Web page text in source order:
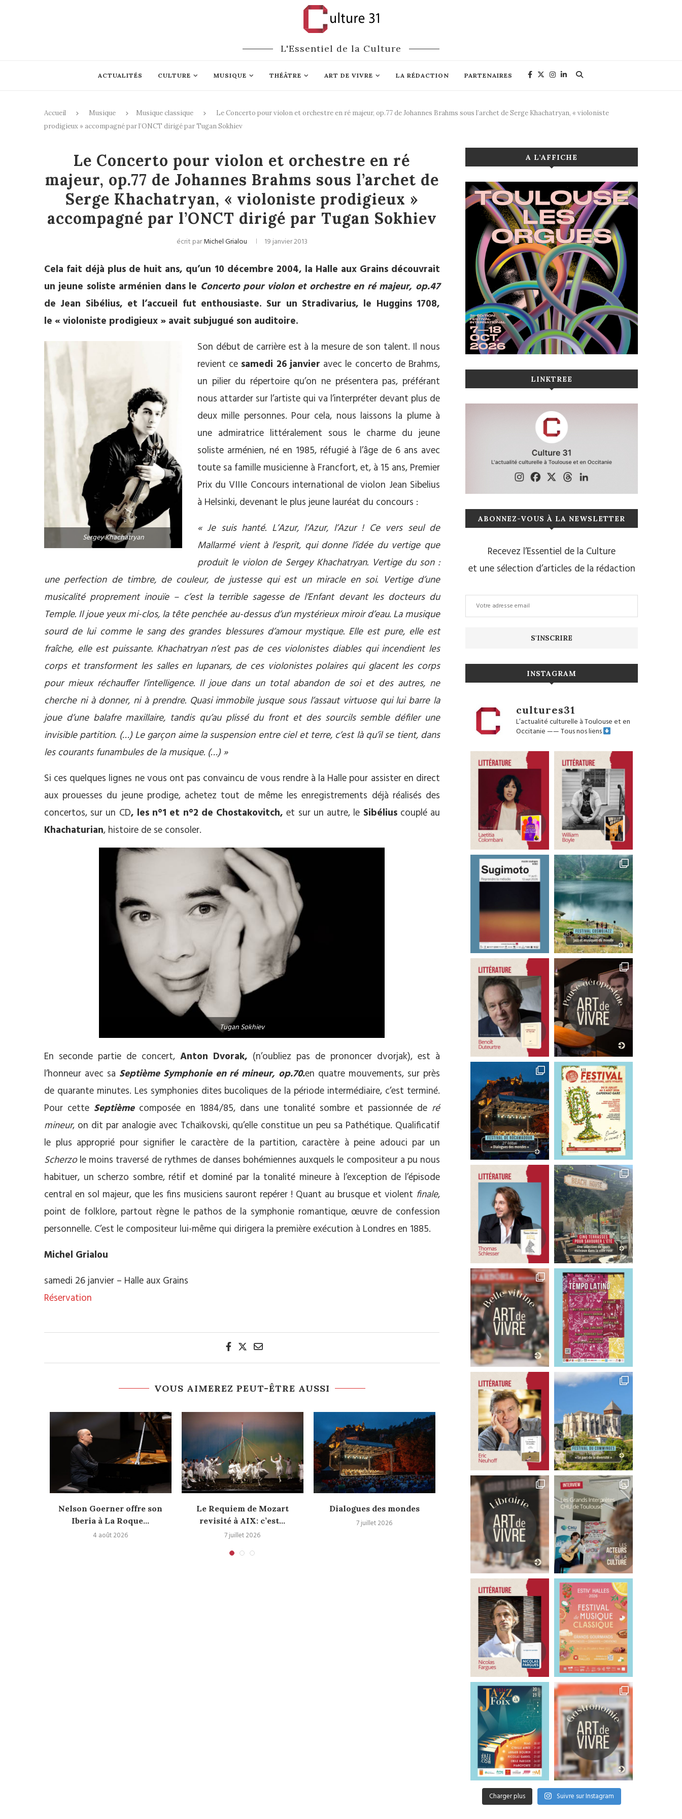
L'Essentiel de la Culture
ACTUALITÉS CULTURE MUSIQUE THÉÂTRE ART DE VIVRE LA RÉDACTION PARTENAIRES
Accueil Musique Musique classique
Le Concerto pour violon et orchestre en ré majeur, op.77 de Johannes Brahms sous l’archet de Serge Khachatryan, « violoniste
prodigieux » accompagné par l’ONCT dirigé par Tugan Sokhiev
Le Concerto pour violon et orchestre en ré
majeur, op.77 de Johannes Brahms sous l’archet de
Serge Khachatryan, « violoniste prodigieux »
accompagné par l’ONCT dirigé par Tugan Sokhiev
écrit parMichel Grialou 19 janvier 2013
Cela fait déjà plus de huit ans, qu’un 10 décembre 2004, la Halle aux Grains découvrait
un jeune soliste arménien dans le Concerto pour violon et orchestre en ré majeur, op.47
de Jean Sibélius, et l’accueil fut enthousiaste. Sur un Stradivarius, le Huggins 1708,
le « violoniste prodigieux » avait subjugué son auditoire.
Sergey Khachatryan
Son début de carrière est à la mesure de son talent. Il nous
revient ce samedi 26 janvier avec le concerto de Brahms,
un pilier du répertoire qu’on ne présentera pas, préférant
nous attarder sur l’artiste qui va l’interpréter devant plus de
deux mille personnes. Pour cela, nous laissons la plume à
une admiratrice littéralement sous le charme du jeune
soliste arménien, né en 1985, réfugié à l’âge de 6 ans avec
toute sa famille musicienne à Francfort, et, à 15 ans, Premier
Prix du VIIIe Concours international de violon Jean Sibelius
à Helsinki, devenant le plus jeune lauréat du concours :
« Je suis hanté. L’Azur, l’Azur, l’Azur ! Ce vers seul de
Mallarmé vient à l’esprit, qui donne l’idée du vertige que
produit le violon de Sergey Khachatryan. Vertige du son :
une perfection de timbre, de couleur, de justesse qui est un miracle en soi. Vertige d’une
musicalité proprement inouïe – c’est la terrible sagesse de l’Enfant devant les docteurs du
Temple. Il joue yeux mi-clos, la tête penchée au-dessus d’un mystérieux miroir d’eau. La musique
sourd de lui comme le sang des grandes blessures d’amour mystique. Elle est pure, elle est
fraîche, elle est puissante. Khachatryan n’est pas de ces violonistes diables qui incendient les
corps et transforment les salles en lupanars, de ces violonistes polaires qui glacent les corps
pour mieux réchauffer l’intelligence. Il joue dans un total abandon de soi et des autres, ne
cherche ni à donner, ni à prendre. Quasi immobile jusque sous l’assaut virtuose qui lui barre la
joue d’une balafre maxillaire, tandis qu’au plissé du front et des sourcils semble défiler une
invisible partition. (…) Le garçon aime la suspension entre ciel et terre, c’est là qu’il se tient, dans
les courants funambules de la musique. (…) »
Si ces quelques lignes ne vous ont pas convaincu de vous rendre à la Halle pour assister en direct
aux prouesses du jeune prodige, achetez tout de même les enregistrements déjà réalisés des
concertos, sur un CD, les n°1 et n°2 de Chostakovitch, et sur un autre, le Sibéliuscouplé au
Khachaturian, histoire de se consoler.
Tugan Sokhiev
En seconde partie de concert, Anton Dvorak, (n’oubliez pas de prononcer dvorjak), est à
l’honneur avec sa Septième Symphonie en ré mineur, op.70.en quatre mouvements, sur près
de quarante minutes. Les symphonies dites bucoliques de la période intermédiaire, c’est terminé.
Pour cette Septièmecomposée en 1884/85, dans une tonalité sombre et passionnée de ré
mineur, on dit par analogie avec Tchaïkovski, qu’elle constitue un peu sa Pathétique. Qualificatif
le plus approprié pour signifier le caractère de la partition, caractère à peine adouci par un
Scherzole moins traversé de rythmes de danses bohémiennes auxquels le compositeur a pu nous
habituer, un scherzo sombre, rétif et dominé par la tonalité mineure à l’exception de l’épisode
central en sol majeur, que les fins musiciens sauront repérer ! Quant au brusque et violent finale,
point de folklore, partout règne le pathos de la symphonie romantique, œuvre de confession
personnelle. C’est le compositeur lui-même qui dirigera la première exécution à Londres en 1885.
Michel Grialou
samedi 26 janvier – Halle aux Grains
Réservation
VOUS AIMEREZ PEUT-ÊTRE AUSSI
Nelson Goerner offre son
Iberia à La Roque...
4 août 2026
Le Requiem de Mozart
revisité à AIX: c’est...
7 juillet 2026
Dialogues des mondes
7 juillet 2026
Michel Plasson retrouve
Toulouse pour un concert
exceptionnel
5 juillet 2026
Le retour triomphal
Michel Plasson à
5 juillet 2026
A L’AFFICHE
LINKTREE
ABONNEZ-VOUS À LA NEWSLETTER
Recevez l’Essentiel de la Culture
et une sélection d’articles de la rédaction
INSTAGRAM
cultures31
L’actualité culturelle à Toulouse et en
Occitanie——Tous nos liens
Charger plus Suivre sur Instagram